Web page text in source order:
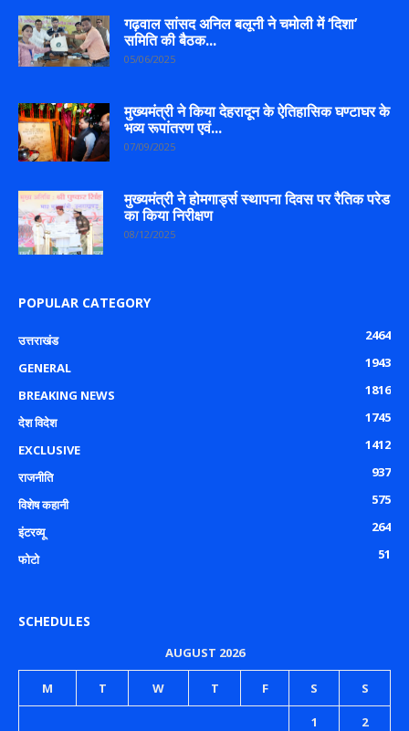
गढ़वाल सांसद अनिल बलूनी ने चमोली में ‘दिशा’
समिति की बैठक...
05/06/2025
मुख्यमंत्री ने किया देहरादून के ऐतिहासिक घण्टाघर के
भव्य रूपांतरण एवं...
07/09/2025
मुख्यमंत्री ने होमगार्ड्स स्थापना दिवस पर रैतिक परेड
का किया निरीक्षण
08/12/2025
POPULAR CATEGORY
उत्तराखंड
2464
GENERAL
1943
BREAKING NEWS
1816
देश विदेश
1745
EXCLUSIVE
1412
राजनीति
937
विशेष कहानी
575
इंटरव्यू
264
फोटो
51
SCHEDULES
AUGUST 2026
M T W T F S S
1
2